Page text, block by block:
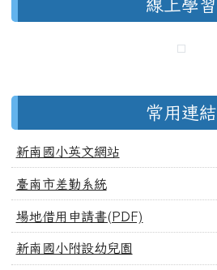
線上學習
常用連結
新南國小英文網站
臺南市差勤系統
場地借用申請書(PDF)
新南國小附設幼兒園